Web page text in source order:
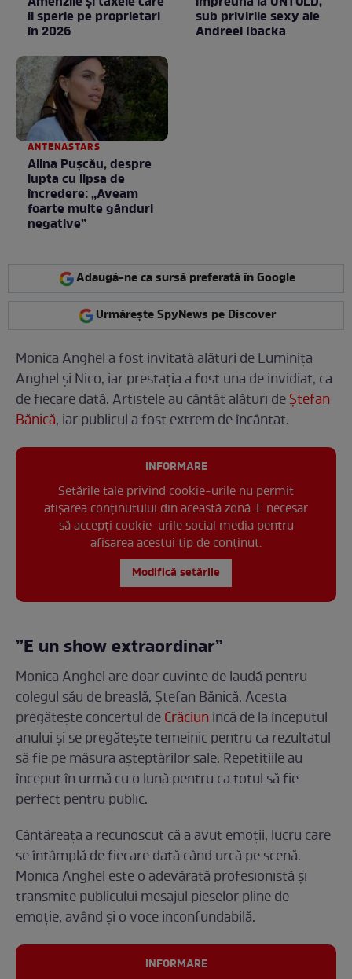
îi sperie pe proprietari
în 2026
sub privirile sexy ale
Andreei Ibacka
ANTENASTARS
Alina Pușcău, despre
lupta cu lipsa de
încredere: „Aveam
foarte multe gânduri
negative”
Adaugă-ne ca sursă preferată în Google
Urmărește SpyNews pe Discover
Monica Anghel a fost invitată alături de Luminița
Anghel și Nico, iar prestația a fost una de invidiat, ca
de fiecare dată. Artistele au cântât alături deȘtefan
Bănică, iar publicul a fost extrem de încântat.
INFORMARE
Setările tale privind cookie-urile nu permit
afișarea conținutului din această zonă. E necesar
să accepți cookie-urile social media pentru
afisarea acestui tip de conținut.
Modifică setările
”E un show extraordinar”
Monica Anghel are doar cuvinte de laudă pentru
colegul său de breaslă, Ștefan Bănică. Acesta
pregătește concertul deCrăciunîncă de la începutul
anului și se pregătește temeinic pentru ca rezultatul
să fie pe măsura așteptărilor sale. Repetițiile au
început în urmă cu o lună pentru ca totul să fie
perfect pentru public.
Cântăreața a recunoscut că a avut emoții, lucru care
se întâmplă de fiecare dată când urcă pe scenă.
Monica Anghel este o adevărată profesionistă și
transmite publicului mesajul pieselor pline de
emoție, având și o voce inconfundabilă.
INFORMARE